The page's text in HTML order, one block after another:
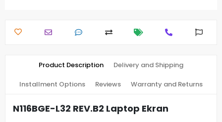
Product Description Delivery and Shipping
Installment Options Reviews Warranty and Returns
N116BGE-L32 REV.B2 Laptop Ekran